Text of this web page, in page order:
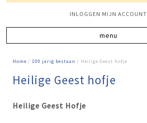
INLOGGEN MIJN ACCOUNT
Home /100 jarig bestaan / Heilige Geest hofje
Heilige Geest hofje
Heilige Geest Hofje